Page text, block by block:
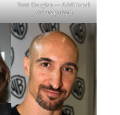
Terri Douglas — Additional
Voices (voice)